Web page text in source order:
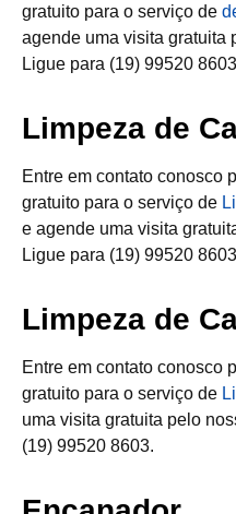
gratuito para o serviço de
agende uma visita gratuita
Ligue para (19) 99520
Limpeza de
Entre em contato conosco
gratuito para o serviço de
e agende uma visita
Ligue para (19) 99520
Limpeza de
Entre em contato conosco
gratuito para o serviço de
uma visita gratuita pelo
(19) 99520 8603.